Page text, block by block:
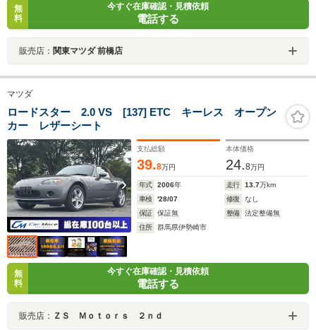
無
料
今すぐ在庫確認・見積依頼
電話する
販売店： 関東マツダ 前橋店
マツダ
ロードスター 2.0 VS [137] ETC キーレス オープン
カー レザーシート
支払総額
39.8万円
本体価格
24.8万円
年式 2006年 走行 13.7万km
車検
'28/07 修復
なし
保証
保証無 整備
法定整備無
住所
群馬県伊勢崎市
無
料
今すぐ在庫確認・見積依頼
電話する
販売店： ＺＳ Ｍｏｔｏｒｓ ２ｎｄ